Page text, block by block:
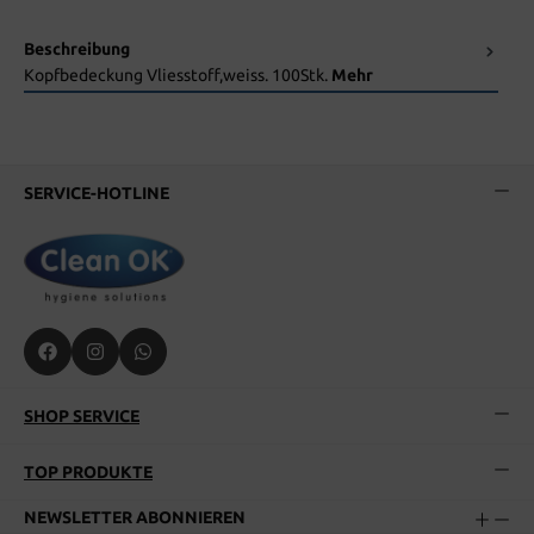
Beschreibung
Kopfbedeckung Vliesstoff,weiss. 100Stk. Mehr
SERVICE-HOTLINE
SHOP SERVICE
TOP PRODUKTE
NEWSLETTER ABONNIEREN